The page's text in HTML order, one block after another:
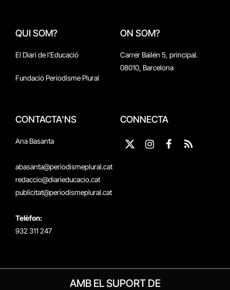
QUI SOM?
El Diari de l'Educació
Fundació Periodisme Plural
ON SOM?
Carrer Bailén 5, principal.
08010, Barcelona
CONTACTA'NS
Ana Basanta
abasanta@periodismeplural.cat
redaccio@diarieducacio.cat
publicitat@periodismeplural.cat
Telèfon:
932 311 247
CONNECTA
X
InstagramFacebook
RSS
AMB EL SUPORT DE